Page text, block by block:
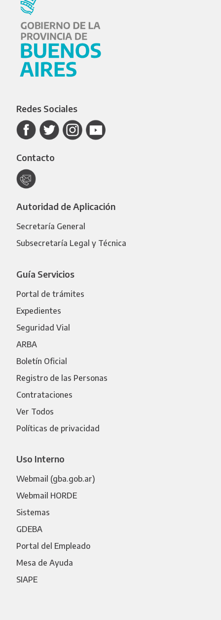
Redes Sociales
Contacto
Autoridad de Aplicación
Secretaría General
Subsecretaría Legal y Técnica
Guía Servicios
Portal de trámites
Expedientes
Seguridad Vial
ARBA
Boletín Oficial
Registro de las Personas
Contrataciones
Ver Todos
Políticas de privacidad
Uso Interno
Webmail (gba.gob.ar)
Webmail HORDE
Sistemas
GDEBA
Portal del Empleado
Mesa de Ayuda
SIAPE